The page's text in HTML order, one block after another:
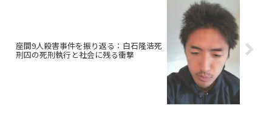
座間9人殺害事件を振り返る：白石隆浩死
刑囚の死刑執行と社会に残る衝撃